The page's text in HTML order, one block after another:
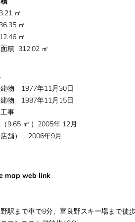
㎡
㎡
㎡
積 312.02 ㎡
物 1977年11月30日
物 1987年11月15日
事
9.65 ㎡ ) 2005年 12月
舗） 2006年9月
map web link
野駅まで車で8分、富良野スキー場まで徒